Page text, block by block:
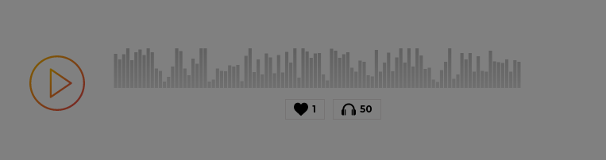
1 50